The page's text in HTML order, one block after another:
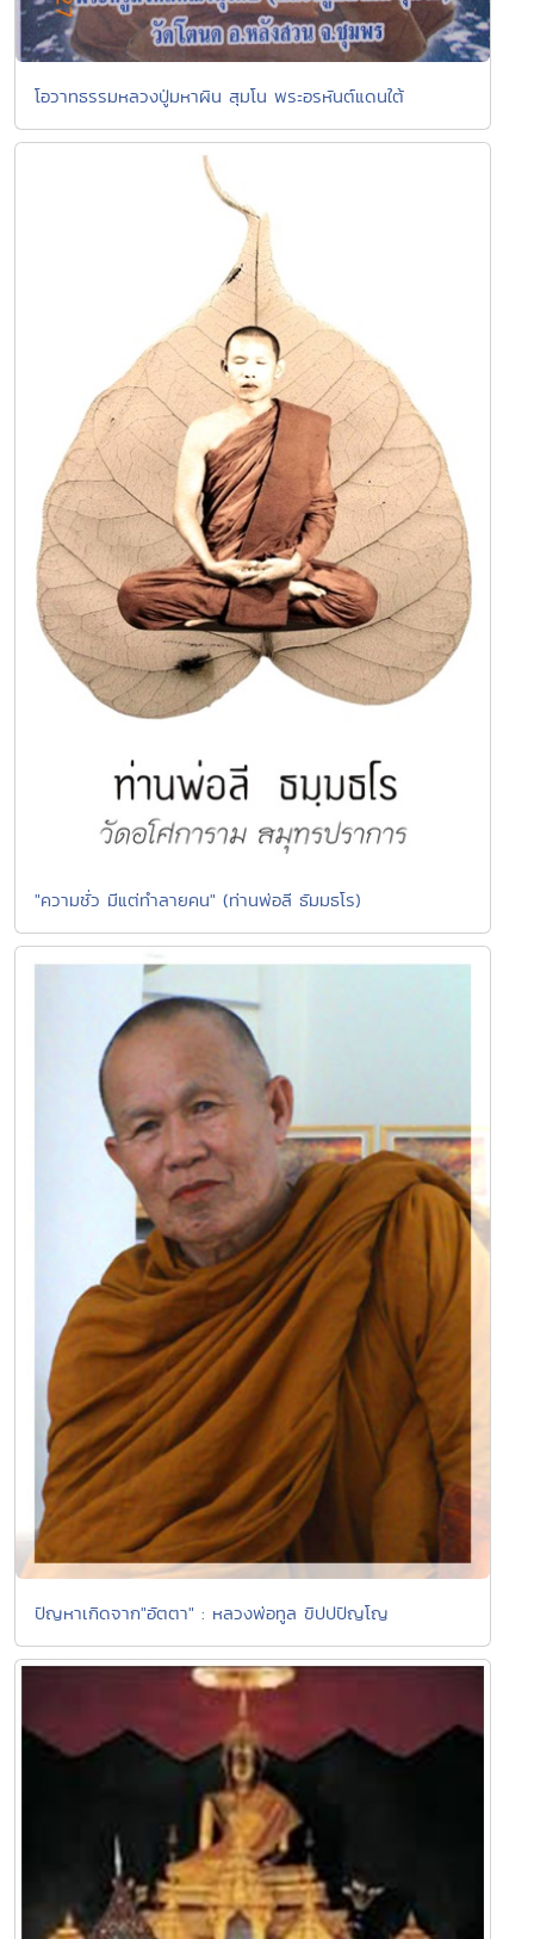
โอวาทธรรมหลวงปู่มหาผิน สุมโน พระอรหันต์แดนใต้
"ความชั่ว มีแต่ทำลายคน" (ท่านพ่อลี ธัมมธโร)
ปัญหาเกิดจาก"อัตตา" : หลวงพ่อทูล ขิปปปัญโญ